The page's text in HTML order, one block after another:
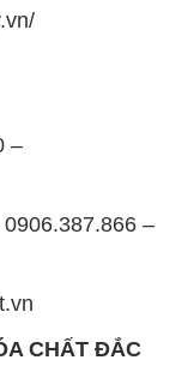
11h – Buổi